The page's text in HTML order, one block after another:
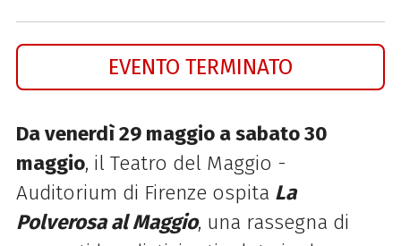
EVENTO TERMINATO
Da venerdì 29 maggio a sabato 30
maggio, il Teatro del Maggio -
Auditorium di Firenze ospita La
Polverosa al Maggio, una rassegna di